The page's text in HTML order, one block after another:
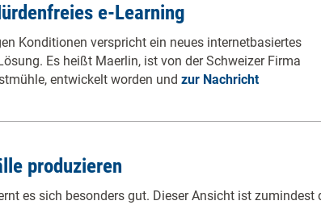
e-Learning
Konditionen verspricht ein neues internetbasiertes
Es heißt Maerlin, ist von der Schweizer Firma
entwickelt worden und zur Nachricht
produzieren
es sich besonders gut. Dieser Ansicht ist zumindest